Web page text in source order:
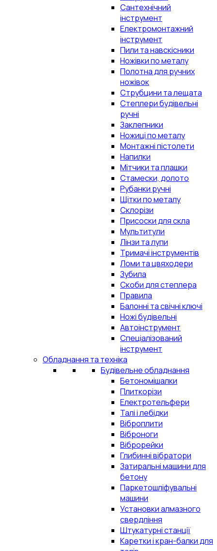
Сантехнічний
інструмент
Електромонтажний
інструмент
Пили та навскісники
Ножівки по металу
Полотна для ручних
ножівок
Струбцини та лещата
Степлери будівельні
ручні
Заклепники
Ножиці по металу
Монтажні пістолети
Напилки
Мітчики та плашки
Стамески, долото
Рубанки ручні
Щітки по металу
Склорізи
Присоски для скла
Мультитули
Лінзи та лупи
Тримачі інструментів
Ломи та цвяходери
Зубила
Скоби для степлера
Правила
Балонні та свічні ключі
Ножі будівельні
Автоінструмент
Спеціалізований
інструмент
Обладнання та техніка
Будівельне обладнання
Бетономішалки
Плиткорізи
Електротельфери
Талі і лебідки
Віброплити
Віброноги
Віброрейки
Глибинні вібратори
Затиральні машини для
бетону
Паркетошліфувальні
машини
Установки алмазного
свердління
Штукатурні станції
Каретки і кран-балки для